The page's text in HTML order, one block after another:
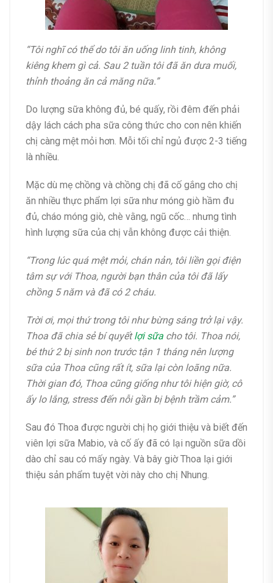
“Tôi nghĩ có thể do tôi ăn uống linh tinh, không
kiêng khem gì cả. Sau 2 tuần tôi đã ăn dưa muối,
thỉnh thoảng ăn cả măng nữa.”
Do lượng sữa không đủ, bé quấy, rồi đêm đến phải
dậy lách cách pha sữa công thức cho con nên khiến
chị càng mệt mỏi hơn. Mỗi tối chỉ ngủ được 2-3 tiếng
là nhiều.
Mặc dù mẹ chồng và chồng chị đã cố gắng cho chị
ăn nhiều thực phẩm lợi sữa như móng giò hầm đu
đủ, cháo móng giò, chè vằng, ngũ cốc… nhưng tình
hình lượng sữa của chị vẫn không được cải thiện.
“Trong lúc quá mệt mỏi, chán nản, tôi liền gọi điện
tâm sự với Thoa, người bạn thân của tôi đã lấy
chồng 5 năm và đã có 2 cháu.
Trời ơi, mọi thứ trong tôi như bừng sáng trở lại vậy.
Thoa đã chia sẻ bí quyếtlợi sữa cho tôi. Thoa nói,
bé thứ 2 bị sinh non trước tận 1 tháng nên lượng
sữa của Thoa cũng rất ít, sữa lại còn loãng nữa.
Thời gian đó, Thoa cũng giống như tôi hiện giờ, cô
ấy lo lắng, stress đến nỗi gần bị bệnh trầm cảm.”
Sau đó Thoa được người chị họ giới thiệu và biết đến
viên lợi sữa Mabio, và cố ấy đã có lại nguồn sữa dồi
dào chỉ sau có mấy ngày. Và bây giờ Thoa lại giới
thiệu sản phẩm tuyệt vời này cho chị Nhung.